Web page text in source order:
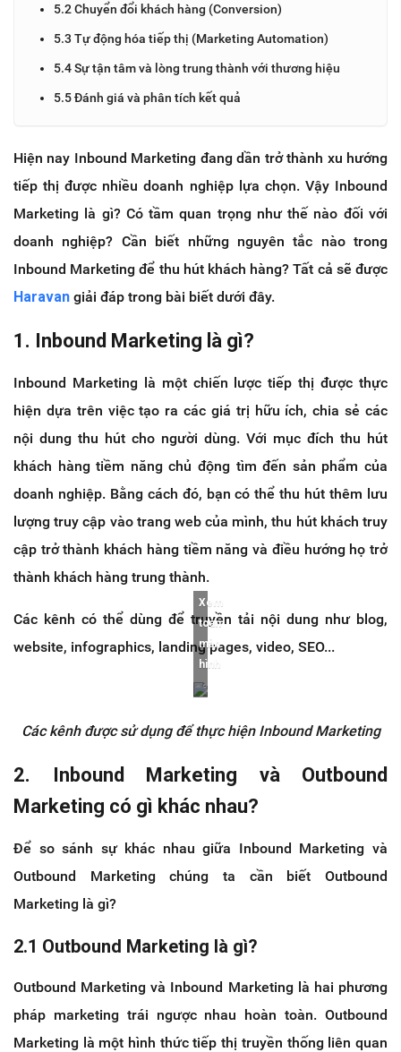
5.2 Chuyển đổi khách hàng (Conversion)
5.3 Tự động hóa tiếp thị (Marketing Automation)
5.4 Sự tận tâm và lòng trung thành với thương hiệu
5.5 Đánh giá và phân tích kết quả
Hiện nay Inbound Marketing đang dần trở thành xu hướng
tiếp thị được nhiều doanh nghiệp lựa chọn. Vậy Inbound
Marketing là gì? Có tầm quan trọng như thế nào đối với
doanh nghiệp? Cần biết những nguyên tắc nào trong
Inbound Marketing để thu hút khách hàng? Tất cả sẽ được
Haravan giải đáp trong bài biết dưới đây.
1. Inbound Marketing là gì?
Inbound Marketing là một chiến lược tiếp thị được thực
hiện dựa trên việc tạo ra các giá trị hữu ích, chia sẻ các
nội dung thu hút cho người dùng. Với mục đích thu hút
khách hàng tiềm năng chủ động tìm đến sản phẩm của
doanh nghiệp. Bằng cách đó, bạn có thể thu hút thêm lưu
lượng truy cập vào trang web của mình, thu hút khách truy
cập trở thành khách hàng tiềm năng và điều hướng họ trở
thành khách hàng trung thành.
Các kênh có thể dùng để truyền tải nội dung như blog,
website, infographics, landing pages, video, SEO...
Xem
toàn
màn
hình
Các kênh được sử dụng để thực hiện Inbound Marketing
2. Inbound Marketing và Outbound
Marketing có gì khác nhau?
Để so sánh sự khác nhau giữa Inbound Marketing và
Outbound Marketing chúng ta cần biết Outbound
Marketing là gì?
2.1 Outbound Marketing là gì?
Outbound Marketing và Inbound Marketing là hai phương
pháp marketing trái ngược nhau hoàn toàn. Outbound
Marketing là một hình thức tiếp thị truyền thống liên quan